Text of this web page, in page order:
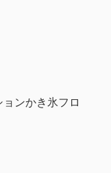
ンかき氷フロ